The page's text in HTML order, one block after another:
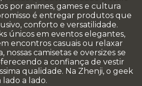
por animes, games e cultura
é entregar produtos que
conforto e versatilidade.
únicos em eventos elegantes,
encontros casuais ou relaxar
nossas camisetas e oversizes se
a confiança de vestir
qualidade. Na Zhenji, o geek
a lado.